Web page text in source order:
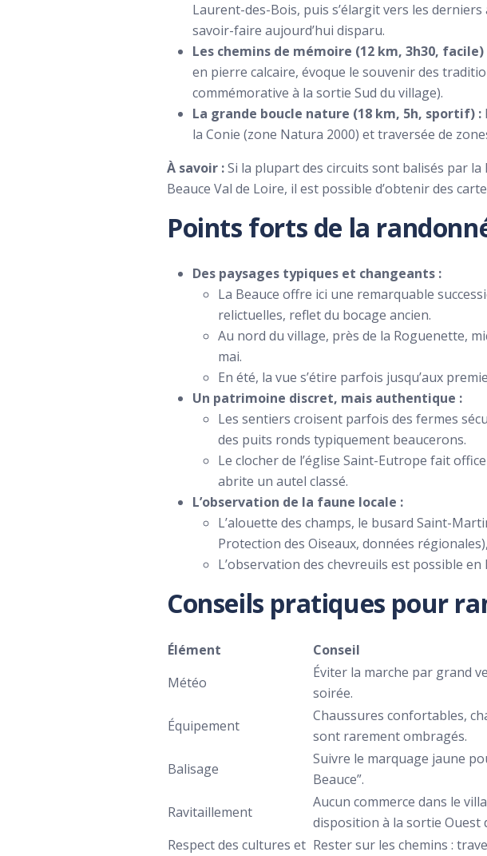
Laurent-des-Bois, puis s’élargit vers les
savoir-faire aujourd’hui disparu.
Les chemins de mémoire (12 km, 3h30, facile)
en pierre calcaire, évoque le souvenir des
commémorative à la sortie Sud du village).
La grande boucle nature (18 km, 5h, sportif) :
la Conie (zone Natura 2000) et traversée de
À savoir :Si la plupart des circuits sont balisés par
Beauce Val de Loire, il est possible d’obtenir des
Points forts de la
Des paysages typiques et changeants :
La Beauce offre ici une remarquable
relictuelles, reflet du bocage ancien.
Au nord du village, près de la Roguenette,
mai.
En été, la vue s’étire parfois jusqu’aux
Un patrimoine discret, mais authentique :
Les sentiers croisent parfois des fermes
des puits ronds typiquement beaucerons.
Le clocher de l’église Saint-Eutrope fait
abrite un autel classé.
L’observation de la faune locale :
L’alouette des champs, le busard Saint-
Protection des Oiseaux, données
L’observation des chevreuils est possible
Conseils pratiques pour
Élément
Conseil
Météo
Éviter la marche par grand
soirée.
Équipement
Chaussures confortables,
sont rarement ombragés.
Balisage
Suivre le marquage jaune
Beauce”.
Ravitaillement
Aucun commerce dans le
disposition à la sortie Ouest
Respect des cultures et Rester sur les chemins :